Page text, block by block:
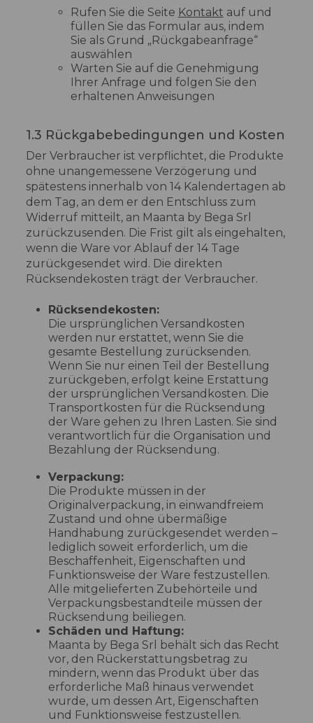
Rufen Sie die Seite Kontakt auf und
füllen Sie das Formular aus, indem
Sie als Grund „Rückgabeanfrage“
auswählen
Warten Sie auf die Genehmigung
Ihrer Anfrage und folgen Sie den
erhaltenen Anweisungen
1.3 Rückgabebedingungen und Kosten
Der Verbraucher ist verpflichtet, die Produkte
ohne unangemessene Verzögerung und
spätestens innerhalb von 14 Kalendertagen ab
dem Tag, an dem er den Entschluss zum
Widerruf mitteilt, an Maanta by Bega Srl
zurückzusenden. Die Frist gilt als eingehalten,
wenn die Ware vor Ablauf der 14 Tage
zurückgesendet wird. Die direkten
Rücksendekosten trägt der Verbraucher.
Rücksendekosten:
Die ursprünglichen Versandkosten
werden nur erstattet, wenn Sie die
gesamte Bestellung zurücksenden.
Wenn Sie nur einen Teil der Bestellung
zurückgeben, erfolgt keine Erstattung
der ursprünglichen Versandkosten. Die
Transportkosten für die Rücksendung
der Ware gehen zu Ihren Lasten. Sie sind
verantwortlich für die Organisation und
Bezahlung der Rücksendung.
Verpackung:
Die Produkte müssen in der
Originalverpackung, in einwandfreiem
Zustand und ohne übermäßige
Handhabung zurückgesendet werden –
lediglich soweit erforderlich, um die
Beschaffenheit, Eigenschaften und
Funktionsweise der Ware festzustellen.
Alle mitgelieferten Zubehörteile und
Verpackungsbestandteile müssen der
Rücksendung beiliegen.
Schäden und Haftung:
Maanta by Bega Srl behält sich das Recht
vor, den Rückerstattungsbetrag zu
mindern, wenn das Produkt über das
erforderliche Maß hinaus verwendet
wurde, um dessen Art, Eigenschaften
und Funktionsweise festzustellen.